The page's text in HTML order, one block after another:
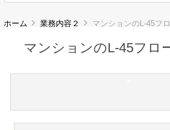
ホーム 業務内容２ マンションのL-45フ
マンションのL-45フロ